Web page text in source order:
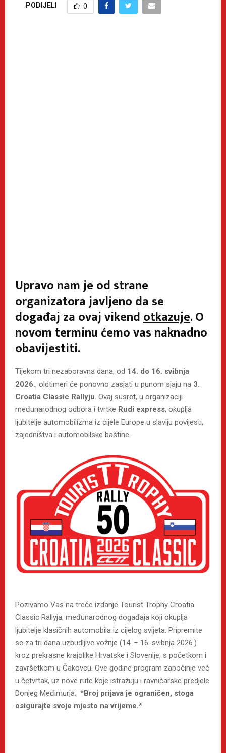
PODIJELI 0
Upravo nam je od strane
organizatora javljeno da se
događaj za ovaj vikendotkazuje. O
novom terminu ćemo vas naknadno
obavijestiti.
Tijekom tri nezaboravna dana, od 14. do 16. svibnja
2026., oldtimeri će ponovno zasjati u punom sjaju na 3.
Croatia Classic Rallyju . Ovaj susret, u organizaciji
međunarodnog odbora i tvrtke Rudi express, okuplja
ljubitelje automobilizma iz cijele Europe u slavlju povijesti,
zajedništva i automobilske baštine.
Pozivamo Vas na treće izdanje Tourist Trophy Croatia
Classic Rallyja, međunarodnog događaja koji okuplja
ljubitelje klasičnih automobila iz cijelog svijeta. Pripremite
se za tri dana uzbudljive vožnje (14. – 16. svibnja 2026.)
kroz prekrasne krajolike Hrvatske i Slovenije, s početkom i
završetkom u Čakovcu. Ove godine program započinje već
u četvrtak, uz nove rute koje istražuju i ravničarske predjele
Donjeg Međimurja. *Broj prijava je ograničen, stoga
osigurajte svoje mjesto na vrijeme.*